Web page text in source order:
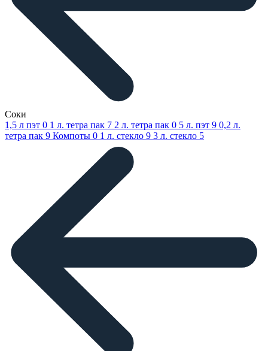
Соки
1,5 л пэт 0 1 л. тетра пак 7 2 л. тетра пак 0 5 л. пэт 9 0,2 л.
тетра пак 9 Компоты 0 1 л. стекло 9 3 л. стекло 5